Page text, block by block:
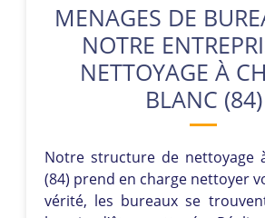
MENAGES DE
NOTRE
NETTOYAGE À
BLANC (84)
Notre structure de nettoyage
(84) prend en charge nettoyer
vérité, les bureaux se